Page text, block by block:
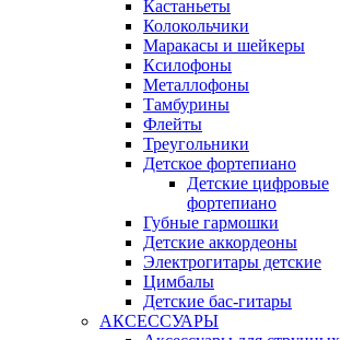
Кастаньеты
Колокольчики
Маракасы и шейкеры
Ксилофоны
Металлофоны
Тамбурины
Флейты
Треугольники
Детское фортепиано
Детские цифровые
фортепиано
Губные гармошки
Детские аккордеоны
Электрогитары детские
Цимбалы
Детские бас-гитары
АКСЕССУАРЫ